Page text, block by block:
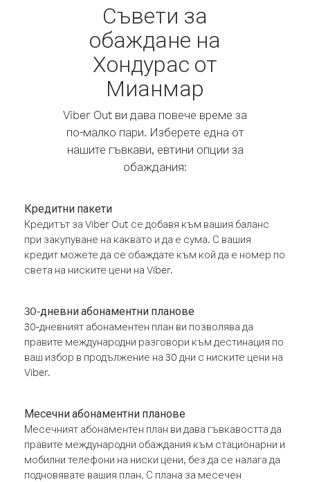
Съвети за
обаждане на
Хондурас от
Мианмар
Viber Out ви дава повече време за
по-малко пари. Изберете една от
нашите гъвкави, евтини опции за
обаждания:
Кредитни пакети
Кредитът за Viber Out се добавя към вашия баланс
при закупуване на каквато и да е сума. С вашия
кредит можете да се обаждате към кой да е номер по
света на ниските цени на Viber.
30-дневни абонаментни планове
30-дневният абонаментен план ви позволява да
правите международни разговори към дестинация по
ваш избор в продължение на 30 дни с ниските цени на
Viber.
Месечни абонаментни планове
Месечният абонаментен план ви дава гъвкавостта да
правите международни обаждания към стационарни и
мобилни телефони на ниски цени, без да се налага да
подновявате вашия план. С плана за месечен